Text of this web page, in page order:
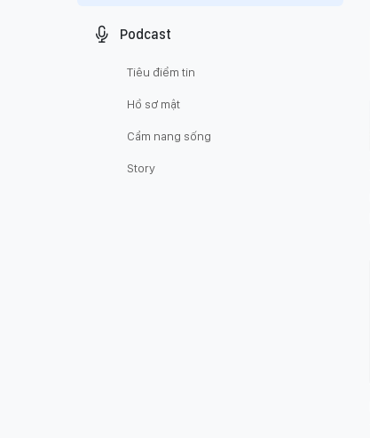
Podcast
Tiêu điểm tin
Hồ sơ mật
Cẩm nang sống
Story